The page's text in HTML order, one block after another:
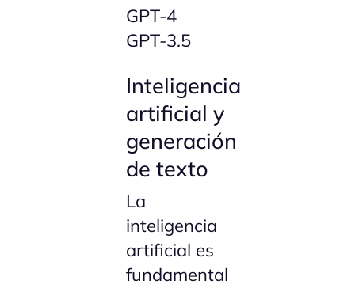
GPT-4
GPT-3.5
Inteligencia
artificial y
generación
de texto
La
inteligencia
artificial es
fundamental